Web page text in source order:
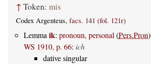
↑ Token: mis
Codex Argenteus, facs. 141 (fol. 121r)
Lemmaik: pronoun, personal(Pers.Pron)
WS 1910, p. 66: ich
dative singular